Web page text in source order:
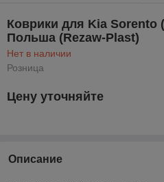
Коврики для Kia Sorento
Польша (Rezaw-Plast)
Нет в наличии
Розница
Цену уточняйте
Описание